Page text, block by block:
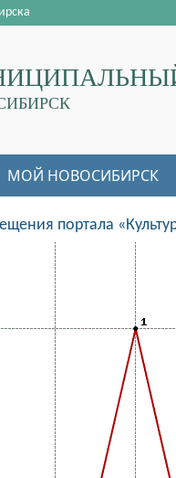
МОЙ НОВОСИБИРСК
портала